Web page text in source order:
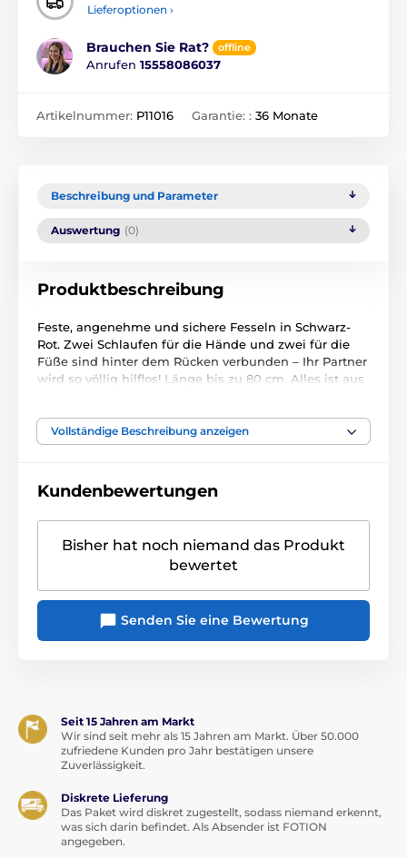
Lieferoptionen ›
Brauchen Sie Rat? offline
Anrufen 15558086037
Artikelnummer: P11016 Garantie: : 36 Monate
Beschreibung und Parameter
Auswertung (0)
Produktbeschreibung
Feste, angenehme und sichere Fesseln in Schwarz-
Rot. Zwei Schlaufen für die Hände und zwei für die
Füße sind hinter dem Rücken verbunden – Ihr Partner
wird so völlig hilflos! Länge bis zu 80 cm. Alles ist aus
sind größenverstellbar.
Das Produkt ist in Kategorien eingeteilt
Spanking
BDSM-Sets
Vollständige Beschreibung anzeigen
Kundenbewertungen
Bisher hat noch niemand das Produkt
bewertet
Senden Sie eine Bewertung
Seit 15 Jahren am Markt
Wir sind seit mehr als 15 Jahren am Markt. Über 50.000
zufriedene Kunden pro Jahr bestätigen unsere
Zuverlässigkeit.
Diskrete Lieferung
Das Paket wird diskret zugestellt, sodass niemand erkennt,
was sich darin befindet. Als Absender ist FOTION
angegeben.